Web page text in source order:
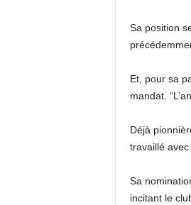
Sa position
Et, pour sa
mandat.
Déjà
travaillé avec
Sa
incitant le